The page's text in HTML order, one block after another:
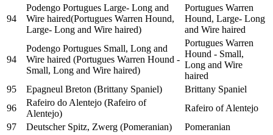
94
Podengo Portugues Large- Long and
Wire haired(Portugues Warren Hound,
Large- Long and Wire haired)
Portugues Warren
Hound, Large- Long
and Wire haired
94
Podengo Portugues Small, Long and
Wire haired (Portugues Warren Hound -
Small, Long and Wire haired)
Portugues Warren
Hound - Small,
Long and Wire
haired
95
Epagneul Breton (Brittany Spaniel)
Brittany Spaniel
96
Rafeiro do Alentejo (Rafeiro of
Alentejo)
Rafeiro of Alentejo
97
Deutscher Spitz, Zwerg (Pomeranian) Pomeranian